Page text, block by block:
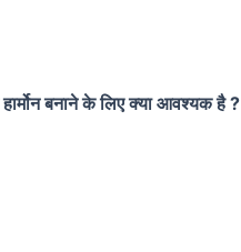
बनाने के लिए क्या आवश्यक है ?